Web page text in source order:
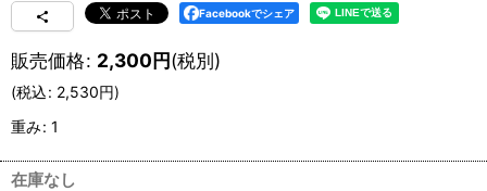
Facebookでシェア
販売価格: 2,300円(税別)
(税込: 2,530円)
重み: 1
在庫なし